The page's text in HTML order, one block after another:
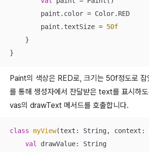
        paint.color = Color.RED
        paint.textSize =
50f
    }
}
Paint의 색상은 RED로, 크기는 50f정도로 잡
를 통해 생성자에서 잔달받은 text를 표시하
vas의 drawText 메서드를 호출합니다.
class myView(text: String, context:
val
drawValue: String